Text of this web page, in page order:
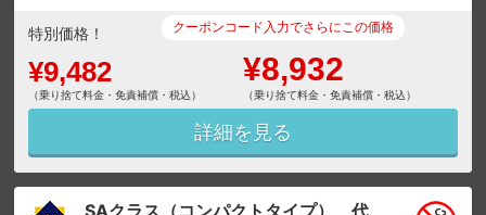
特別価格！
¥9,482
（乗り捨て料金・免責補償・税込）
クーポンコード入力でさらにこの価格
¥8,932
（乗り捨て料金・免責補償・税込）
詳細を見る